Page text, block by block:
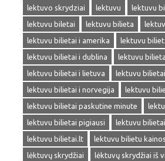
lektuvo skrydziai
lektuvu
lektuvu
lektuvu biletai
lektuvu bilieta
lektuvu bilietai i amerika
lektuvu
lektuvu bilietai i dublina
lektuvu
lektuvu bilietai i lietuva
lektuvu
lektuvu bilietai i norvegija
lektuvu
lektuvu bilietai paskutine minute
lektuvu bilietai pigiausi
lektuvu
lektuvu bilietai.lt
lektuvu bilietu kainos
lėktuvų skrydžiai
lėktuvų skrydžiai iš